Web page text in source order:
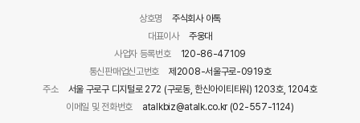
상호명
주식회사 아톡
대표이사
주웅대
사업자 등록번호
120-86-47109
통신판매업신고번호
제2008-서울구로-0919호
주소
서울 구로구 디지털로 272 (구로동, 한신아이티타워) 1203호, 1204호
이메일 및 전화번호
atalkbiz@atalk.co.kr (02-557-1124)